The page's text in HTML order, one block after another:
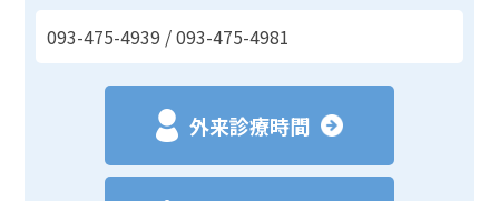
093-475-4939 / 093-475-4981
外来診療時間